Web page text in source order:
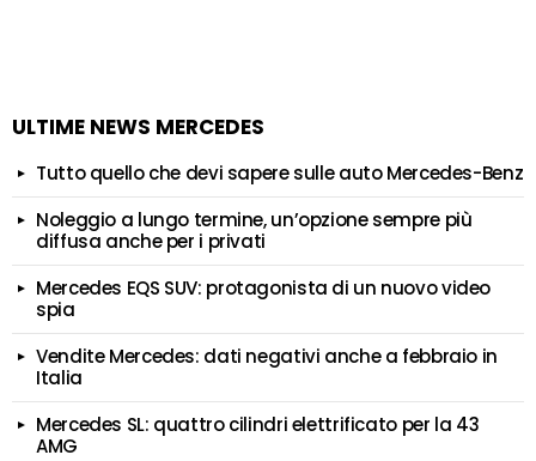
ULTIME NEWS MERCEDES
Tutto quello che devi sapere sulle auto Mercedes-Benz
Noleggio a lungo termine, un’opzione sempre più
diffusa anche per i privati
Mercedes EQS SUV: protagonista di un nuovo video
spia
Vendite Mercedes: dati negativi anche a febbraio in
Italia
Mercedes SL: quattro cilindri elettrificato per la 43
AMG